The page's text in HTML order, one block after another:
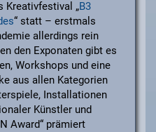
Kreativfestival „B3
“ statt – erstmals
allerdings rein
den Exponaten gibt es
Workshops und eine
aus allen Kategorien
Installationen
Künstler und
Award“ prämiert